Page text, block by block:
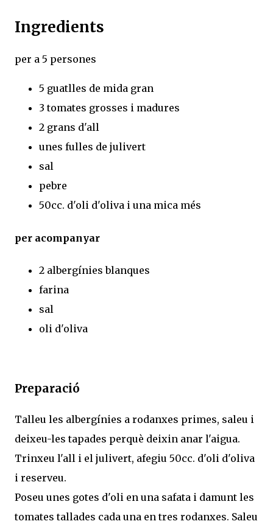
Ingredients
per a 5 persones
5 guatlles de mida gran
3 tomates grosses i madures
2 grans d'all
unes fulles de julivert
sal
pebre
50cc. d'oli d'oliva i una mica més
per acompanyar
2 albergínies blanques
farina
sal
oli d'oliva
Preparació
Talleu les albergínies a rodanxes primes, saleu i
deixeu-les tapades perquè deixin anar l'aigua.
Trinxeu l'all i el julivert, afegiu 50cc. d'oli d'oliva
i reserveu.
Poseu unes gotes d'oli en una safata i damunt les
tomates tallades cada una en tres rodanxes. Saleu